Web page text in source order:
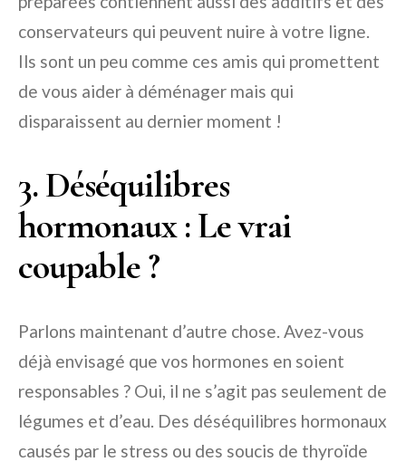
conservateurs qui peuvent nuire à votre ligne.
Ils sont un peu comme ces amis qui promettent
de vous aider à déménager mais qui
disparaissent au dernier moment !
3. Déséquilibres
hormonaux : Le vrai
coupable ?
Parlons maintenant d’autre chose. Avez-vous
déjà envisagé que vos hormones en soient
responsables ? Oui, il ne s’agit pas seulement de
légumes et d’eau. Des déséquilibres hormonaux
causés par le stress ou des soucis de thyroïde